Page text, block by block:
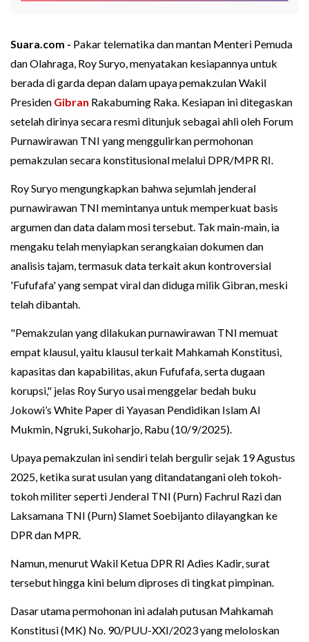
Suara.com - Pakar telematika dan mantan Menteri Pemuda
dan Olahraga, Roy Suryo, menyatakan kesiapannya untuk
berada di garda depan dalam upaya pemakzulan Wakil
Presiden Gibran Rakabuming Raka. Kesiapan ini ditegaskan
setelah dirinya secara resmi ditunjuk sebagai ahli oleh Forum
Purnawirawan TNI yang menggulirkan permohonan
pemakzulan secara konstitusional melalui DPR/MPR RI.
Roy Suryo mengungkapkan bahwa sejumlah jenderal
purnawirawan TNI memintanya untuk memperkuat basis
argumen dan data dalam mosi tersebut. Tak main-main, ia
mengaku telah menyiapkan serangkaian dokumen dan
analisis tajam, termasuk data terkait akun kontroversial
'Fufufafa' yang sempat viral dan diduga milik Gibran, meski
telah dibantah.
"Pemakzulan yang dilakukan purnawirawan TNI memuat
empat klausul, yaitu klausul terkait Mahkamah Konstitusi,
kapasitas dan kapabilitas, akun Fufufafa, serta dugaan
korupsi," jelas Roy Suryo usai menggelar bedah buku
Jokowi’s White Paper di Yayasan Pendidikan Islam Al
Mukmin, Ngruki, Sukoharjo, Rabu (10/9/2025).
Upaya pemakzulan ini sendiri telah bergulir sejak 19 Agustus
2025, ketika surat usulan yang ditandatangani oleh tokoh-
tokoh militer seperti Jenderal TNI (Purn) Fachrul Razi dan
Laksamana TNI (Purn) Slamet Soebijanto dilayangkan ke
DPR dan MPR.
Namun, menurut Wakil Ketua DPR RI Adies Kadir, surat
tersebut hingga kini belum diproses di tingkat pimpinan.
Dasar utama permohonan ini adalah putusan Mahkamah
Konstitusi (MK) No. 90/PUU-XXI/2023 yang meloloskan